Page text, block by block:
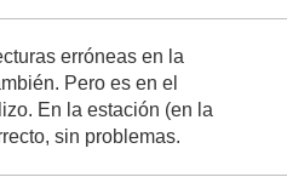
erróneas en la
Pero es en el
En la estación (en la
sin problemas.